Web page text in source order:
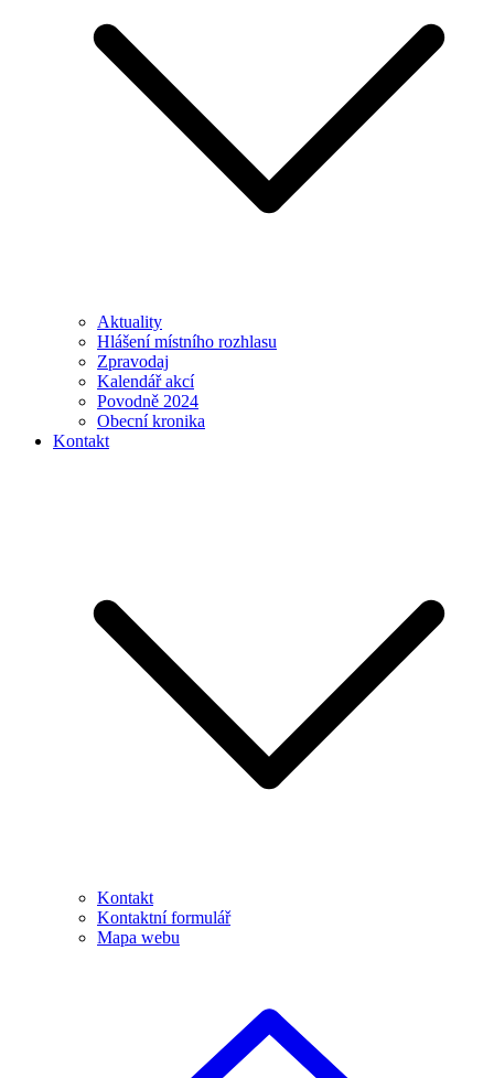
Aktuality
Hlášení místního rozhlasu
Zpravodaj
Kalendář akcí
Povodně 2024
Obecní kronika
Kontakt
Kontakt
Kontaktní formulář
Mapa webu